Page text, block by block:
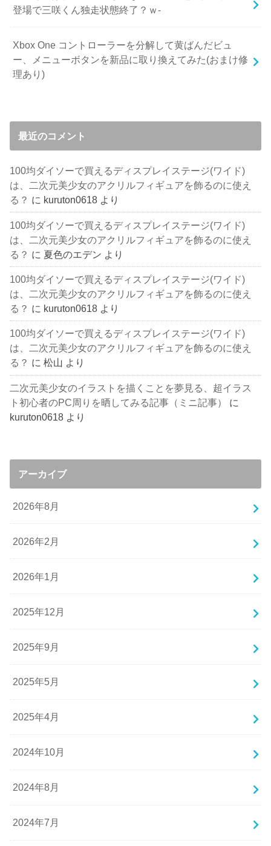
登場で三咲くん独走状態終了？ｗ-
Xbox One コントローラーを分解して黄ばんだビュ
ー、メニューボタンを新品に取り換えてみた(おまけ修
理あり)
最近のコメント
100均ダイソーで買えるディスプレイステージ(ワイド)
は、二次元美少女のアクリルフィギュアを飾るのに使え
る？ に kuruton0618 より
100均ダイソーで買えるディスプレイステージ(ワイド)
は、二次元美少女のアクリルフィギュアを飾るのに使え
る？ に 夏色のエデン より
100均ダイソーで買えるディスプレイステージ(ワイド)
は、二次元美少女のアクリルフィギュアを飾るのに使え
る？ に kuruton0618 より
100均ダイソーで買えるディスプレイステージ(ワイド)
は、二次元美少女のアクリルフィギュアを飾るのに使え
る？ に松山 より
二次元美少女のイラストを描くことを夢見る、超イラス
ト初心者のPC周りを晒してみる記事（ミニ記事）
に
kuruton0618 より
アーカイブ
2026年8月
2026年2月
2026年1月
2025年12月
2025年9月
2025年5月
2025年4月
2024年10月
2024年8月
2024年7月